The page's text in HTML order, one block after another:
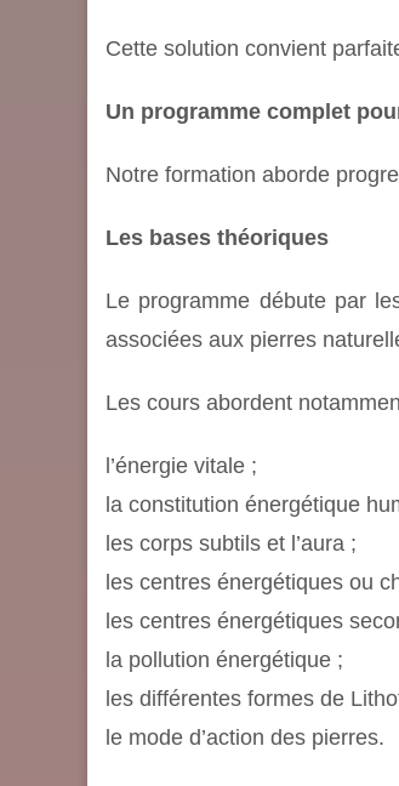
Cette solution convient
Un programme complet
Notre formation aborde
Les bases théoriques
Le programme débute par
associées aux pierres
Les cours abordent
l’énergie vitale ;
la constitution énergétique
les corps subtils et l’aura ;
les centres énergétiques ou
les centres énergétiques
la pollution énergétique ;
les différentes formes de
le mode d’action des pierres.